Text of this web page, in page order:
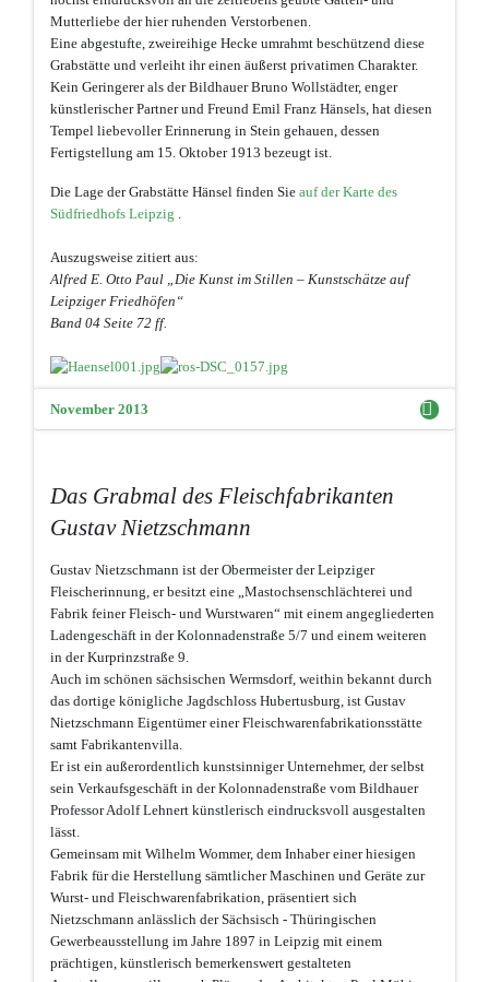
Mutterliebe der hier ruhenden Verstorbenen.
Eine abgestufte, zweireihige Hecke umrahmt beschützend diese
Grabstätte und verleiht ihr einen äußerst privatimen Charakter.
Kein Geringerer als der Bildhauer Bruno Wollstädter, enger
künstlerischer Partner und Freund Emil Franz Hänsels, hat diesen
Tempel liebevoller Erinnerung in Stein gehauen, dessen
Fertigstellung am 15. Oktober 1913 bezeugt ist.
Die Lage der Grabstätte Hänsel finden Sie auf der Karte des
Südfriedhofs Leipzig
Auszugsweise zitiert aus:
Alfred E. Otto Paul „Die Kunst im Stillen – Kunstschätze auf
Leipziger Friedhöfen“
Band 04 Seite 72 ff.
November 2013
Das Grabmal des Fleischfabrikanten
Gustav Nietzschmann
Gustav Nietzschmann ist der Obermeister der Leipziger
Fleischerinnung, er besitzt eine „Mastochsenschlächterei und
Fabrik feiner Fleisch- und Wurstwaren“ mit einem angegliederten
Ladengeschäft in der Kolonnadenstraße 5/7 und einem weiteren
in der Kurprinzstraße 9.
Auch im schönen sächsischen Wermsdorf, weithin bekannt durch
das dortige königliche Jagdschloss Hubertusburg, ist Gustav
Nietzschmann Eigentümer einer Fleischwarenfabrikationsstätte
samt Fabrikantenvilla.
Er ist ein außerordentlich kunstsinniger Unternehmer, der selbst
sein Verkaufsgeschäft in der Kolonnadenstraße vom Bildhauer
Professor Adolf Lehnert künstlerisch eindrucksvoll ausgestalten
lässt.
Gemeinsam mit Wilhelm Wommer, dem Inhaber einer hiesigen
Fabrik für die Herstellung sämtlicher Maschinen und Geräte zur
Wurst- und Fleischwarenfabrikation, präsentiert sich
Nietzschmann anlässlich der Sächsisch - Thüringischen
Gewerbeausstellung im Jahre 1897 in Leipzig mit einem
prächtigen, künstlerisch bemerkenswert gestalteten